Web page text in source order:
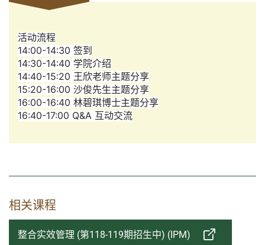
活动流程
14:00-14:30 签到
14:30-14:40 学院介绍
14:40-15:20 王欣老师主题分享
15:20-16:00 沙俊先生主题分享
16:00-16:40 林碧琪博士主题分享
16:40-17:00 Q&A 互动交流
相关课程
整合实效管理 (第118-119期招生中) (IPM)